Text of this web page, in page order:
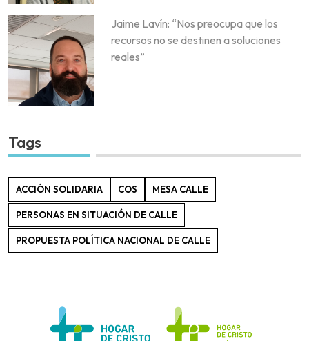
Jaime Lavín: “Nos preocupa que los
recursos no se destinen a soluciones
reales”
Tags
ACCIÓN SOLIDARIA COS MESA CALLE
PERSONAS EN SITUACIÓN DE CALLE
PROPUESTA POLÍTICA NACIONAL DE CALLE